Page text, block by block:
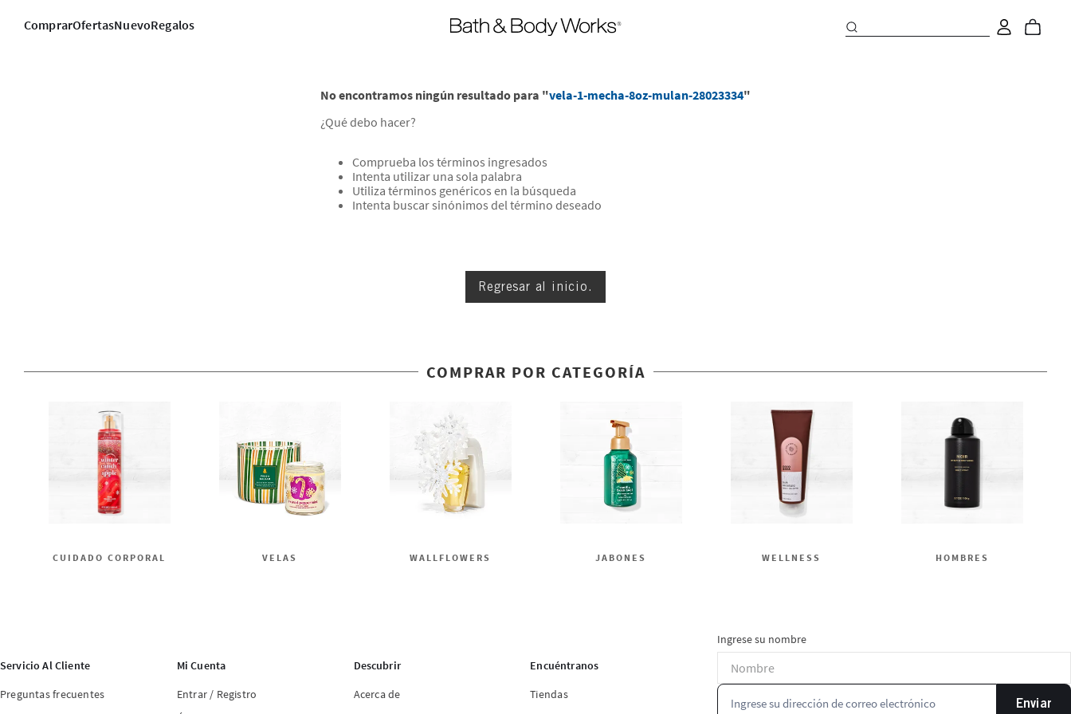
ComprarOfertasNuevoRegalos
No encontramos ningún resultado para "vela-1-mecha-8oz-mulan-28023334"
¿Qué debo hacer?
Comprueba los términos ingresados
Intenta utilizar una sola palabra
Utiliza términos genéricos en la búsqueda
Intenta buscar sinónimos del término deseado
Regresar al inicio.
COMPRAR POR CATEGORÍA
CUIDADO CORPORAL VELAS WALLFLOWERS JABONES WELLNESS HOMBRES
Servicio Al Cliente
Preguntas frecuentes
Mi Cuenta
Entrar / Registro
Descubrir
Acerca de
Encuéntranos
Tiendas
Ingrese su nombre
Enviar